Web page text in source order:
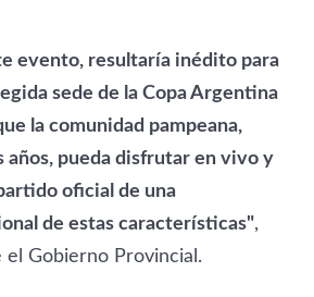
evento, resultaría inédito para
sede de la Copa Argentina
la comunidad pampeana,
años, pueda disfrutar en vivo y
oficial de una
de estas características",
el Gobierno Provincial.